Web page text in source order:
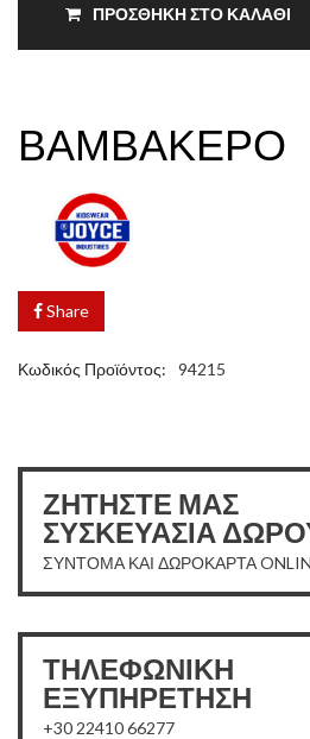
ΠΡΟΣΘΗΚΗ ΣΤΟ ΚΑΛΑΘΙ
ΒΑΜΒΑΚΕΡΟ
Share
Κωδικός Προϊόντος: 94215
ΖΗΤΗΣΤΕ ΜΑΣ
ΣΥΣΚΕΥΑΣΙΑ
ΣΥΝΤΟΜΑ ΚΑΙ ΔΩΡΟΚΑΡΤΑ
ΤΗΛΕΦΩΝΙΚΗ
ΕΞΥΠΗΡΕΤΗΣΗ
+30 22410 66277